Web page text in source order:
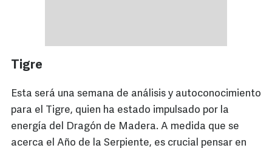
Tigre
Esta será una semana de análisis y autoconocimiento
para el Tigre, quien ha estado impulsado por la
energía del Dragón de Madera. A medida que se
acerca el Año de la Serpiente, es crucial pensar en